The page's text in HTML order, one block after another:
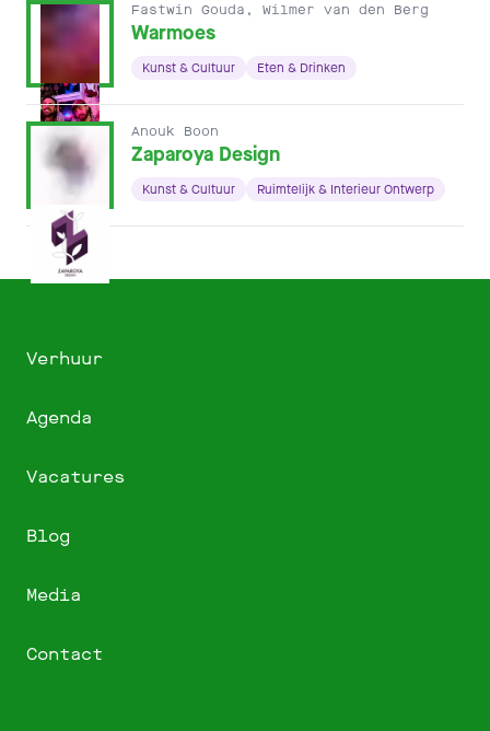
Fastwin Gouda, Wilmer van den Berg
Warmoes
Kunst & Cultuur Eten & Drinken
Anouk Boon
Zaparoya Design
Kunst & Cultuur Ruimtelijk & Interieur Ontwerp
Verhuur
Agenda
Vacatures
Blog
Media
Contact